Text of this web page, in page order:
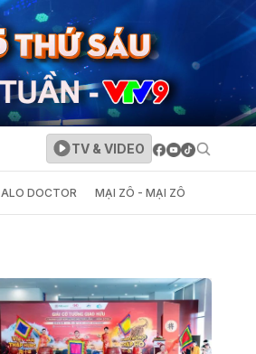
TV & VIDEO
ALO DOCTOR MẠI ZÔ - MẠI ZÔ